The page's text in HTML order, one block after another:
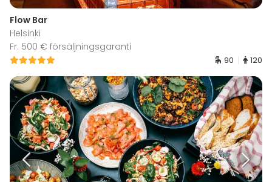
Flow Bar
Helsinki
Fr. 500 € försäljningsgaranti
90 120